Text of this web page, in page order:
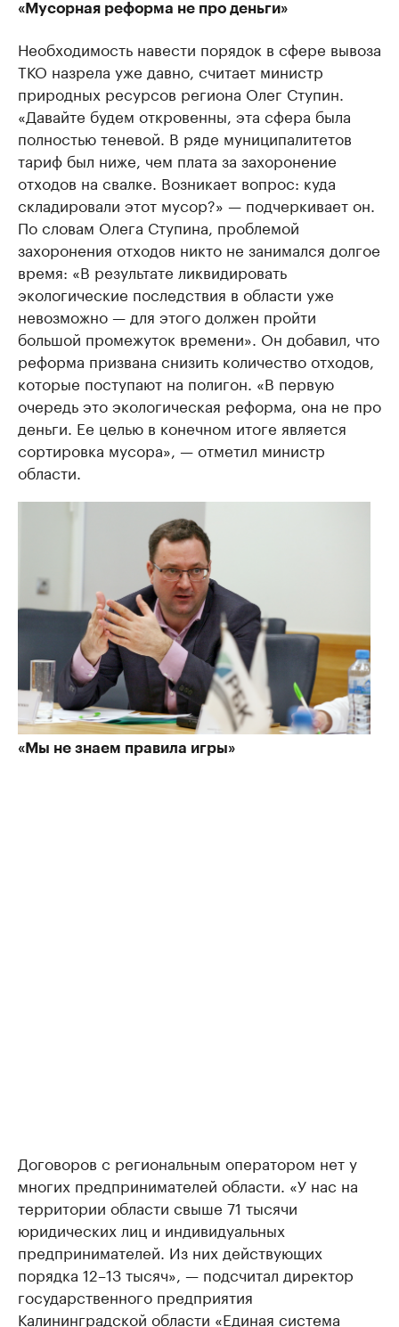
«Мусорная реформа не про деньги»
Необходимость навести порядок в сфере вывоза
ТКО назрела уже давно, считает министр
природных ресурсов региона Олег Ступин.
«Давайте будем откровенны, эта сфера была
полностью теневой. В ряде муниципалитетов
тариф был ниже, чем плата за захоронение
отходов на свалке. Возникает вопрос: куда
складировали этот мусор?» — подчеркивает он.
По словам Олега Ступина, проблемой
захоронения отходов никто не занимался долгое
время: «В результате ликвидировать
экологические последствия в области уже
невозможно — для этого должен пройти
большой промежуток времени». Он добавил, что
реформа призвана снизить количество отходов,
которые поступают на полигон. «В первую
очередь это экологическая реформа, она не про
деньги. Ее целью в конечном итоге является
сортировка мусора», — отметил министр
области.
«Мы не знаем правила игры»
Договоров с региональным оператором нет у
многих предпринимателей области. «У нас на
территории области свыше 71 тысячи
юридических лиц и индивидуальных
предпринимателей. Из них действующих
порядка 12–13 тысяч», — подсчитал директор
государственного предприятия
Калининградской области «Единая система